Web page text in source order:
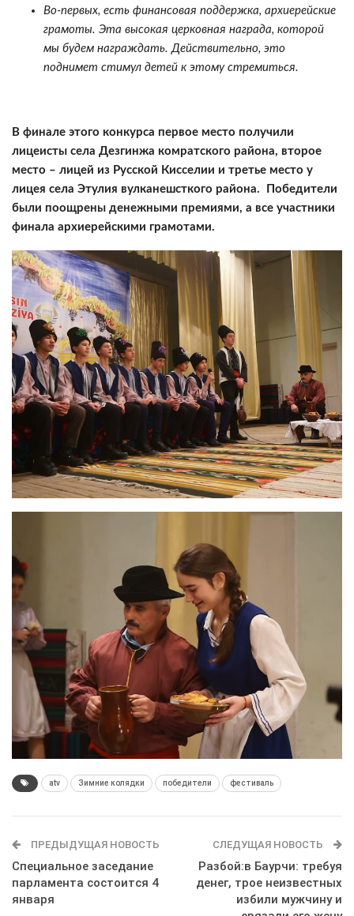
Во-первых, есть финансовая поддержка, архиерейские
грамоты. Эта высокая церковная награда, которой
мы будем награждать. Действительно, это
поднимет стимул детей к этому стремиться.
В финале этого конкурса первое место получили
лицеисты села Дезгинжа комратского района, второе
место – лицей из Русской Кисселии и третье место у
лицея села Этулия вулканешсткого района. Победители
были поощрены денежными премиями, а все участники
финала архиерейскими грамотами.
atv Зимние колядки победители фестиваль
ПРЕДЫДУЩАЯ НОВОСТЬ
Специальное заседание
парламента состоится 4
января
СЛЕДУЩАЯ НОВОСТЬ
Разбой:в Баурчи: требуя
денег, трое неизвестных
избили мужчину и